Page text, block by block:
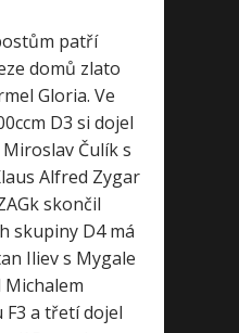
patří
domů zlato
Gloria. Ve
D3 si dojel
Čulík s
Alfred Zygar
skončil
skupiny D4 má
Iliev s Mygale
Michalem
F3 a třetí dojel